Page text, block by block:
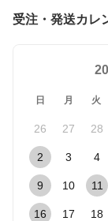
受注・発送カレ
日 月 火
26 27 28
2 3 4
9 10 11
16 17 18